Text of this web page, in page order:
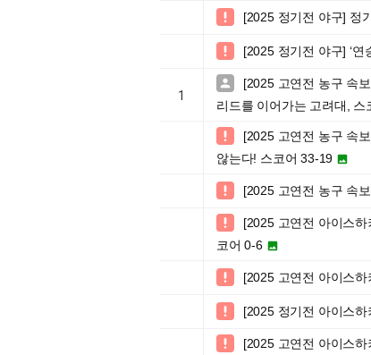
 [2025 정기전 야구] 정
 [2025 정기전 야구] ‘
1

[2025 고연전 농구 속
리드를 이어가는 고려대, 스

[2025 고연전 농구 속
않는다! 스코어 33-19 
 [2025 고연전 농구 속

[2025 고연전 아이스
코어 0-6 
 [2025 고연전 아이스
 [2025 정기전 아이스

[2025 고연전 아이스